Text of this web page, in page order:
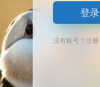
登录
没有账号？注册